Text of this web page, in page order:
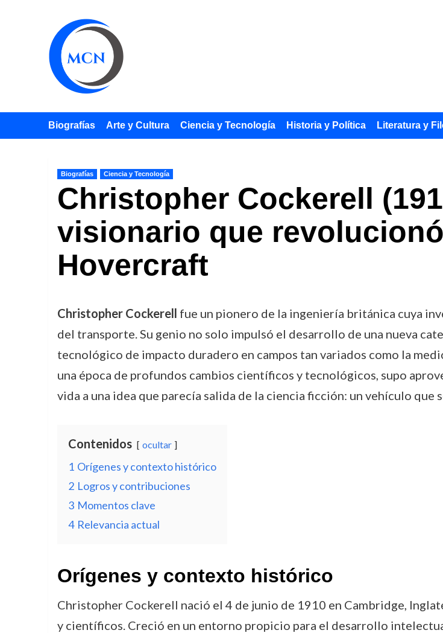
Biografías Arte y Cultura Ciencia y Tecnología Historia y Política Literatura y
Biografías Ciencia y Tecnología
Christopher Cockerell
visionario que
Hovercraft
Christopher Cockerell fue un pionero de la ingeniería británica cuya
del transporte. Su genio no solo impulsó el desarrollo de una nueva
tecnológico de impacto duradero en campos tan variados como la
una época de profundos cambios científicos y tecnológicos, supo
vida a una idea que parecía salida de la ciencia ficción: un vehículo que
Contenidos ocultar
1 Orígenes y contexto histórico
2 Logros y contribuciones
3 Momentos clave
4 Relevancia actual
Orígenes y contexto histórico
Christopher Cockerell nació el 4 de junio de 1910 en Cambridge,
y científicos. Creció en un entorno propicio para el desarrollo